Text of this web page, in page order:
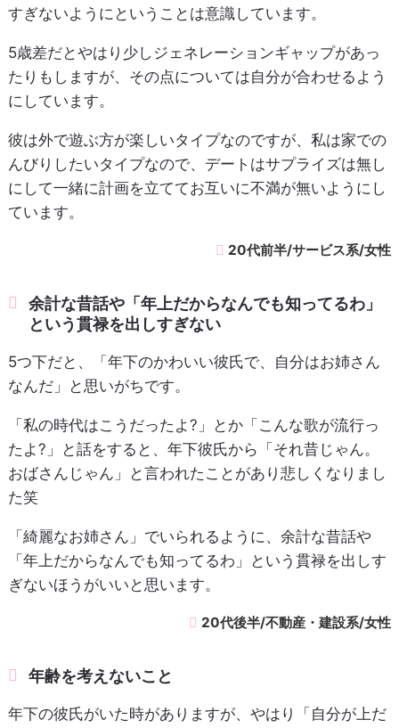
すぎないようにということは意識しています。
5歳差だとやはり少しジェネレーションギャップがあっ
たりもしますが、その点については自分が合わせるよう
にしています。
彼は外で遊ぶ方が楽しいタイプなのですが、私は家での
んびりしたいタイプなので、デートはサプライズは無し
にして一緒に計画を立ててお互いに不満が無いようにし
ています。
20代前半/サービス系/女性
余計な昔話や「年上だからなんでも知ってるわ」
という貫禄を出しすぎない
5つ下だと、「年下のかわいい彼氏で、自分はお姉さん
なんだ」と思いがちです。
「私の時代はこうだったよ?」とか「こんな歌が流行っ
たよ?」と話をすると、年下彼氏から「それ昔じゃん。
おばさんじゃん」と言われたことがあり悲しくなりまし
た笑
「綺麗なお姉さん」でいられるように、余計な昔話や
「年上だからなんでも知ってるわ」という貫禄を出しす
ぎないほうがいいと思います。
20代後半/不動産・建設系/女性
年齢を考えないこと
年下の彼氏がいた時がありますが、やはり「自分が上だ